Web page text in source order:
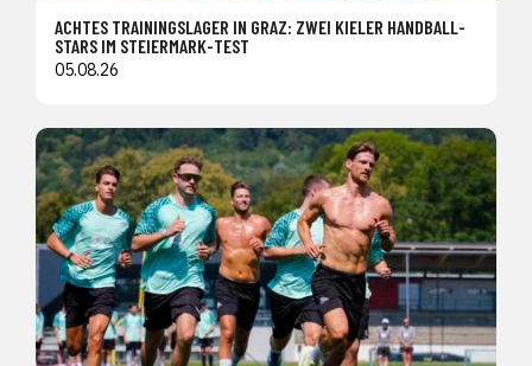
ACHTES TRAININGSLAGER IN GRAZ: ZWEI KIELER HANDBALL-
STARS IM STEIERMARK-TEST
05.08.26